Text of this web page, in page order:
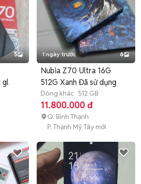
5
gl
1 ngày trước 6
Nubia Z70 Ultra 16G
512G Xanh Đã sử dụng
Dòng khác 512 GB
11.800.000 đ
Q. Bình Thạnh
P. Thạnh Mỹ Tây mới